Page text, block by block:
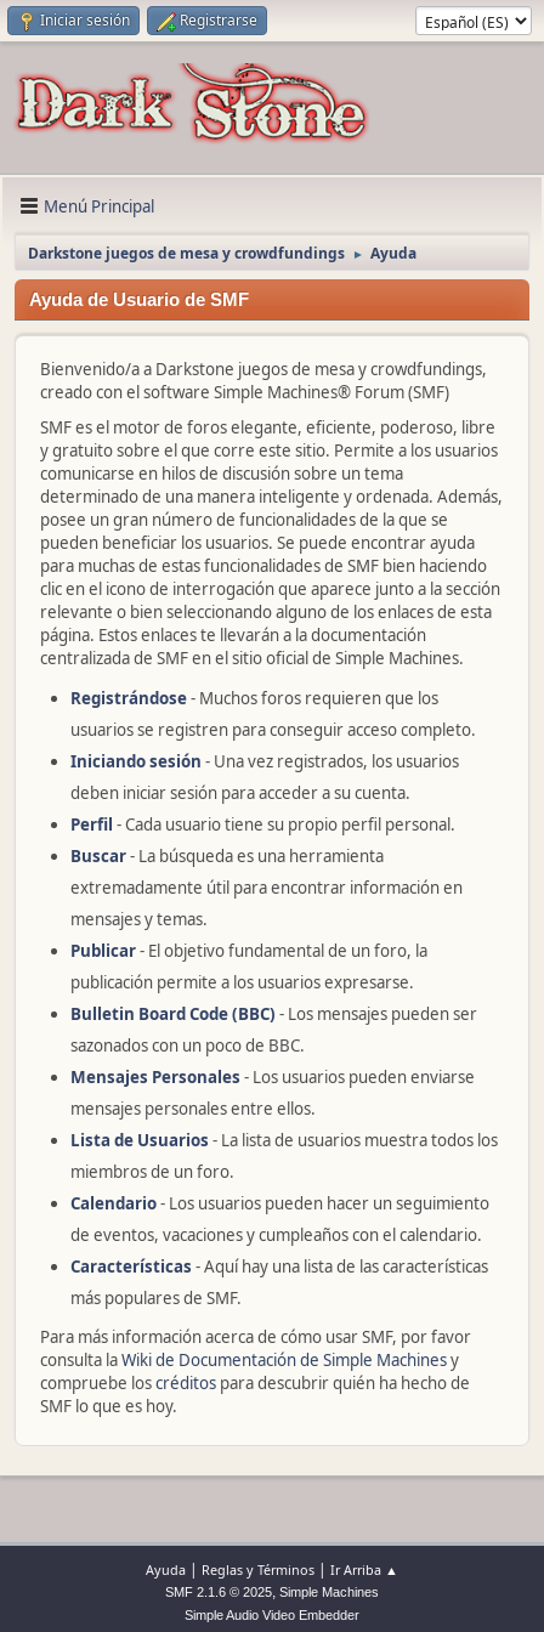
Iniciar sesión Registrarse
Menú Principal
Darkstone juegos de mesa y crowdfundings ► Ayuda
Ayuda de Usuario de SMF
Bienvenido/a a Darkstone juegos de mesa y crowdfundings,
creado con el software Simple Machines® Forum (SMF)
SMF es el motor de foros elegante, eficiente, poderoso, libre
y gratuito sobre el que corre este sitio. Permite a los usuarios
comunicarse en hilos de discusión sobre un tema
determinado de una manera inteligente y ordenada. Además,
posee un gran número de funcionalidades de la que se
pueden beneficiar los usuarios. Se puede encontrar ayuda
para muchas de estas funcionalidades de SMF bien haciendo
clic en el icono de interrogación que aparece junto a la sección
relevante o bien seleccionando alguno de los enlaces de esta
página. Estos enlaces te llevarán a la documentación
centralizada de SMF en el sitio oficial de Simple Machines.
Registrándose- Muchos foros requieren que los
usuarios se registren para conseguir acceso completo.
Iniciando sesión - Una vez registrados, los usuarios
deben iniciar sesión para acceder a su cuenta.
Perfil - Cada usuario tiene su propio perfil personal.
Buscar- La búsqueda es una herramienta
extremadamente útil para encontrar información en
mensajes y temas.
Publicar- El objetivo fundamental de un foro, la
publicación permite a los usuarios expresarse.
Bulletin Board Code (BBC) - Los mensajes pueden ser
sazonados con un poco de BBC.
Mensajes Personales - Los usuarios pueden enviarse
mensajes personales entre ellos.
Lista de Usuarios - La lista de usuarios muestra todos los
miembros de un foro.
Calendario- Los usuarios pueden hacer un seguimiento
de eventos, vacaciones y cumpleaños con el calendario.
Características - Aquí hay una lista de las características
más populares de SMF.
Para más información acerca de cómo usar SMF, por favor
consulta laWiki de Documentación de Simple Machinesy
compruebe loscréditos para descubrir quién ha hecho de
SMF lo que es hoy.
Ayuda | Reglas y Términos | Ir Arriba ▲
SMF 2.1.6 © 2025, Simple Machines
Simple Audio Video Embedder